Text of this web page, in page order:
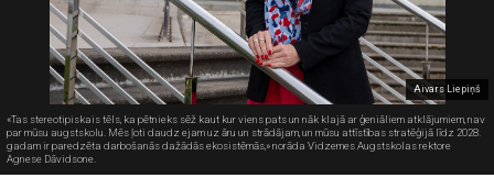
Aivars Liepiņš
«Tas stereotipiskais tēls, ka pētnieks sēž kaut kur viens pats un nāk klajā ar ģeniāliem atklājumiem, nav
par mūsu augstskolu. Mēs ļoti daudz ejam uz āru un strādājam, un mūsu attīstības stratēģijā līdz 2028.
gadam ir paredzēta darbošanās dažādās ekosistēmās,» norāda Vidzemes Augstskolas rektore
Agnese Dāvidsone.